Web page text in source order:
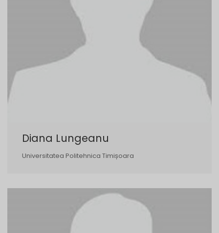
Diana Lungeanu
Universitatea Politehnica Timișoara